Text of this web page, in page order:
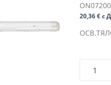
20,36 € с